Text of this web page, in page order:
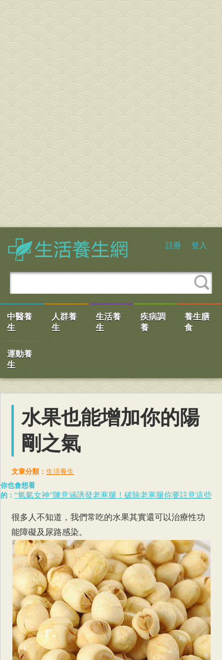
註冊 登入
中醫養
生
人群養
生
生活養
生
疾病調
養
養生膳
食
運動養
生
水果也能增加你的陽
剛之氣
文章分類：生活養生
你也會想看
的： “氧氣女神”陳意涵誘發老寒腿！破除老寒腿你要註意這些
很多人不知道，我們常吃的水果其實還可以治療性功
能障礙及尿路感染。